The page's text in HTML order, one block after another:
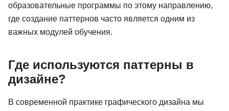
образовательные программы по этому направлению,
где создание паттернов часто является одним из
важных модулей обучения.
Где используются паттерны в
дизайне?
В современной практике графического дизайна мы